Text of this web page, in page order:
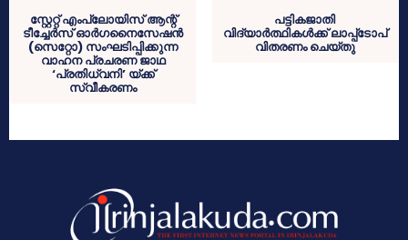
സ്റ്റേറ്റ് എംപ്ലോയിസ് ആന്റ്
ടീച്ചേര്‍സ് ഓര്‍ഗനൈസേഷന്‍
(സെറ്റോ) സംഘടിപ്പിക്കുന്ന
വാഹന പ്രചരണ ജാഥ
‘പ്രതിധ്വനി’ യ്ക്ക്
സ്വീകരണം
പട്ടികജാതി
വിദ്യാര്‍ത്ഥികള്‍ക്ക് ലാപ്പ്‌ടോപ്
വിതരണം ചെയ്തു